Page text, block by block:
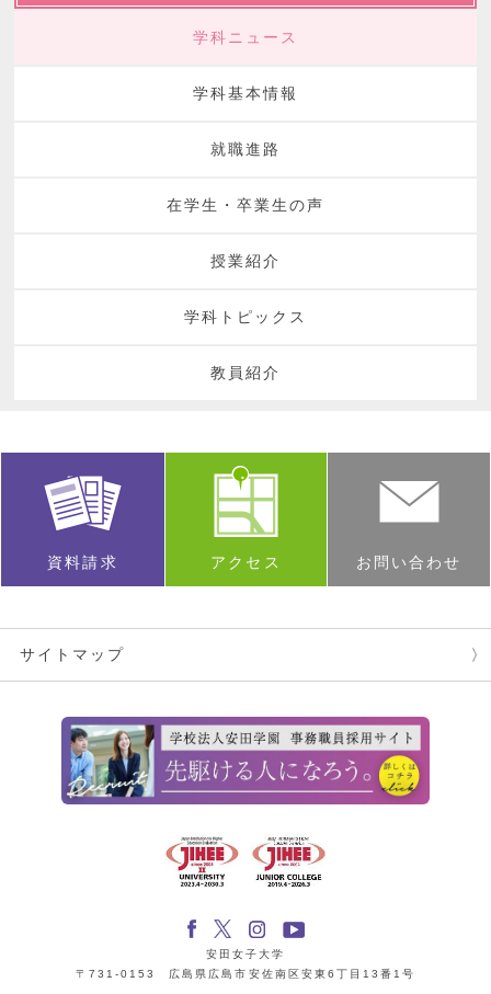
学科ニュース
学科基本情報
就職進路
在学生・卒業生の声
授業紹介
学科トピックス
教員紹介
資料請求 アクセス お問い合わせ
サイトマップ
安田女子大学
〒731-0153 広島県広島市安佐南区安東6丁目13番1号